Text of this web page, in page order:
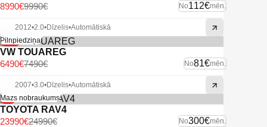
No112€mēn.
9990€
8990€
2012•2.0•Dīzelis•Automātiskā
-13%
Pilnpiedziņa
VW TOUAREG
No81€mēn.
7490€
6490€
2007•3.0•Dīzelis•Automātiskā
-4%
Mazs nobraukums
TOYOTA RAV4
No300€mēn.
24990€
23990€